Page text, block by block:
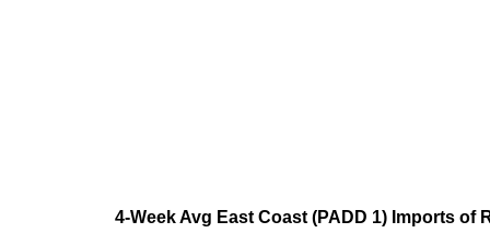
4-Week Avg East Coast (PADD 1) Imports